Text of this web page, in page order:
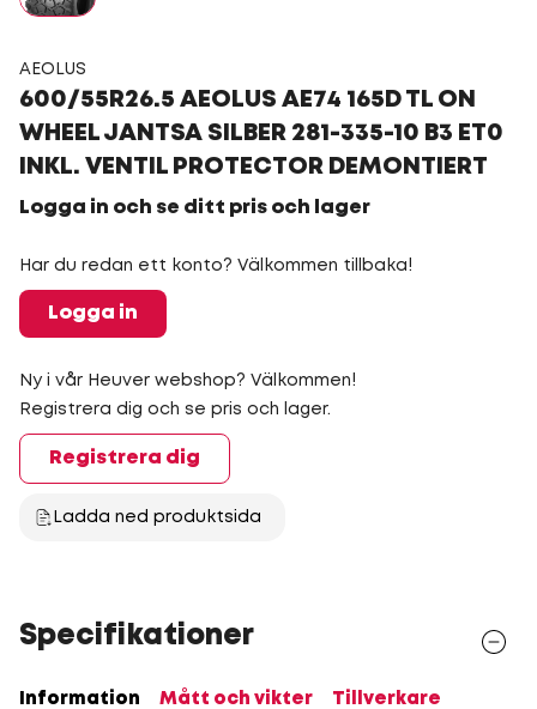
AEOLUS
600/55R26.5 AEOLUS AE74 165D TL ON
WHEEL JANTSA SILBER 281-335-10 B3 ET0
INKL. VENTIL PROTECTOR DEMONTIERT
Logga in och se ditt pris och lager
Har du redan ett konto? Välkommen tillbaka!
Logga in
Ny i vår Heuver webshop? Välkommen!
Registrera dig och se pris och lager.
Registrera dig
Ladda ned produktsida
Specifikationer
Information Mått och vikter Tillverkare